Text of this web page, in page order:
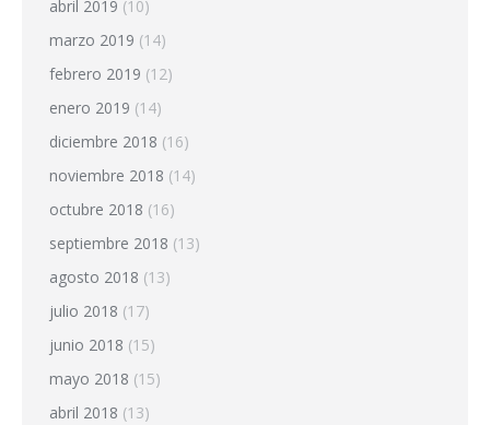
abril 2019 (10)
marzo 2019 (14)
febrero 2019 (12)
enero 2019 (14)
diciembre 2018 (16)
noviembre 2018 (14)
octubre 2018 (16)
septiembre 2018 (13)
agosto 2018 (13)
julio 2018 (17)
junio 2018 (15)
mayo 2018 (15)
abril 2018 (13)